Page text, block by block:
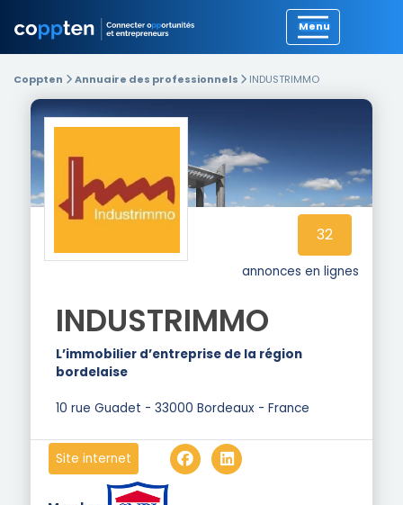
Coppten Annuaire des professionnels INDUSTRIMMO
32
annonces en lignes
INDUSTRIMMO
L’immobilier d’entreprise de la région
bordelaise
10 rue Guadet - 33000 Bordeaux - France
Site internet